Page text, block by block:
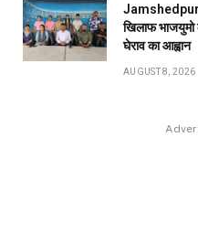
Jamshedpur
खिलाफ भाजयुमो
घेराव का आह्वान
AUGUST 8, 2026